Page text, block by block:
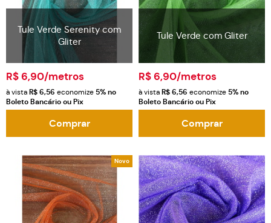
Tule Verde Serenity com
Gliter
R$ 6,90/metros
à vista R$ 6,56 economize 5%no
Boleto Bancário ou Pix
Comprar
Tule Verde com Gliter
R$ 6,90/metros
à vista R$ 6,56 economize 5%no
Boleto Bancário ou Pix
Comprar
Novo